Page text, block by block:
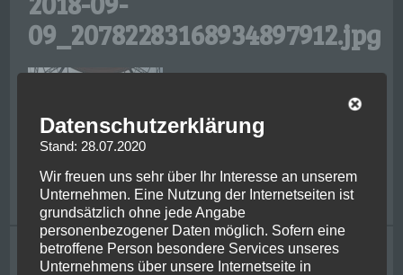
09_20782283168934897912.jpg
Tagging
Datenschutzerklärung
Stand: 28.07.2020
Wir freuen uns sehr über Ihr Interesse an unserem
Unternehmen. Eine Nutzung der Internetseiten ist
grundsätzlich ohne jede Angabe
personenbezogener Daten möglich. Sofern eine
betroffene Person besondere Services unseres
Unternehmens über unsere Internetseite in